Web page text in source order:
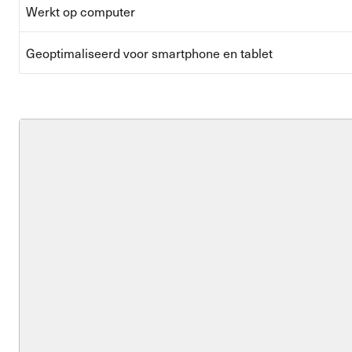
Werkt op computer
Geoptimaliseerd voor smartphone en tablet